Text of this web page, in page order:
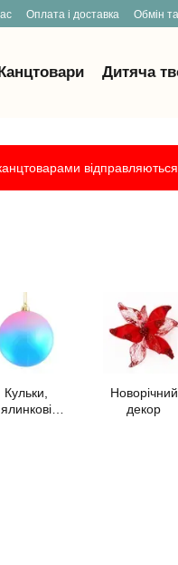
Оплата і доставка Обмін
Дитяча
Кульки,
ялинкові
Новорічний
декор